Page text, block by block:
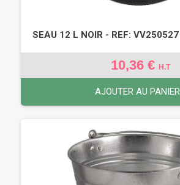
SEAU 12 L NOIR - REF: VV250527
10,36 € H.T
AJOUTER AU PANIER